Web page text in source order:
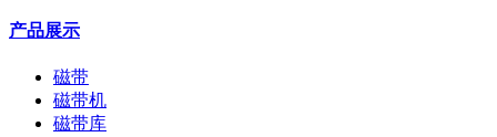
产品展示
磁带
磁带机
磁带库